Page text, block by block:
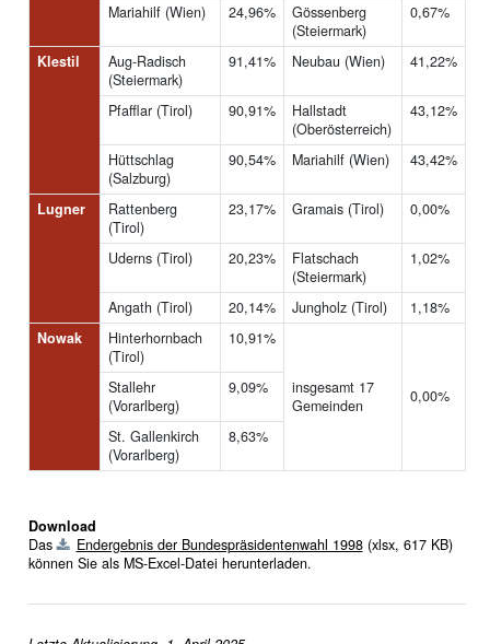
Mariahilf (Wien) 24,96%
Gössenberg
(Steiermark)
0,67%
Klestil
Aug-Radisch
(Steiermark)
91,41% Neubau (Wien) 41,22%
Pfafflar (Tirol) 90,91%
Hallstadt
(Oberösterreich)
43,12%
Hüttschlag
(Salzburg)
90,54% Mariahilf (Wien) 43,42%
Lugner
Rattenberg
(Tirol)
23,17% Gramais (Tirol) 0,00%
Uderns (Tirol) 20,23%
Flatschach
(Steiermark)
1,02%
Angath (Tirol) 20,14% Jungholz (Tirol)
1,18%
Nowak
Hinterhornbach
(Tirol)
10,91%
insgesamt 17
Gemeinden
0,00%
Stallehr
(Vorarlberg)
9,09%
St. Gallenkirch
(Vorarlberg)
8,63%
Download
Das
Endergebnis der Bundespräsidentenwahl 1998(xlsx, 617 KB)
können Sie als MS-Excel-Datei herunterladen.